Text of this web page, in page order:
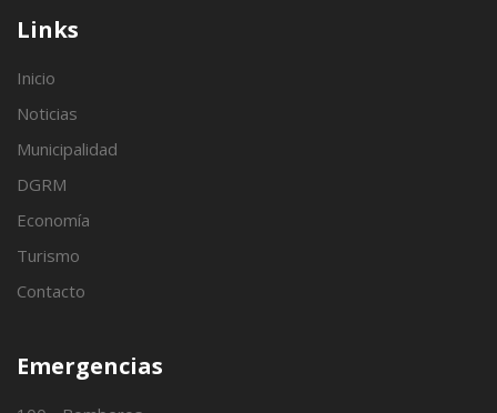
Links
Inicio
Noticias
Municipalidad
DGRM
Economía
Turismo
Contacto
Emergencias